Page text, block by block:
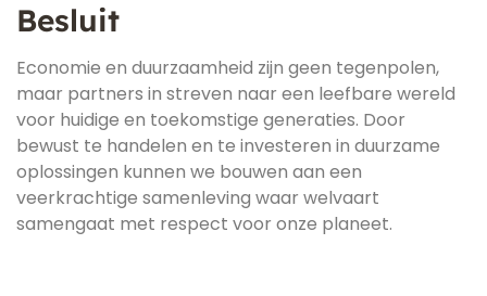
Besluit
Economie en duurzaamheid zijn geen tegenpolen,
maar partners in streven naar een leefbare wereld
voor huidige en toekomstige generaties. Door
bewust te handelen en te investeren in duurzame
oplossingen kunnen we bouwen aan een
veerkrachtige samenleving waar welvaart
samengaat met respect voor onze planeet.